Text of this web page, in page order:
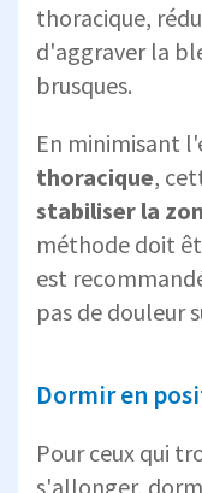
thoracique,
d'aggraver la
brusques.
En minimisant
thoracique,
stabiliser la
méthode doit
est
pas de douleur
Dormir en
Pour ceux qui
s'allonger,